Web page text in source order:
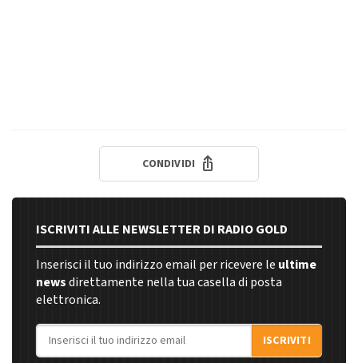
CONDIVIDI
ISCRIVITI ALLE NEWSLETTER DI RADIO GOLD
Inserisci il tuo indirizzo email per ricevere le ultime
newsdirettamente nella tua casella di posta
elettronica.
Indirizzo email
ISCRIVITI